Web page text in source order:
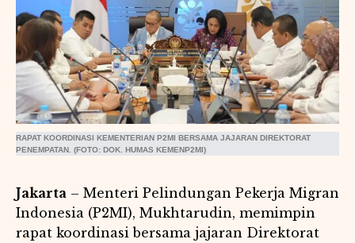
RAPAT KOORDINASI KEMENTERIAN P2MI BERSAMA JAJARAN DIREKTORAT
PENEMPATAN. (FOTO: DOK. HUMAS KEMENP2MI)
Jakarta – Menteri Pelindungan Pekerja Migran
Indonesia (P2MI), Mukhtarudin, memimpin
rapat koordinasi bersama jajaran Direktorat